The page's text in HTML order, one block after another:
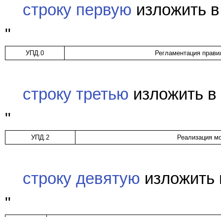
строку первую изложить
"
УПД.0 Регламентация
строку третью изложить
"
УПД.2 Реализация
строку девятую
"